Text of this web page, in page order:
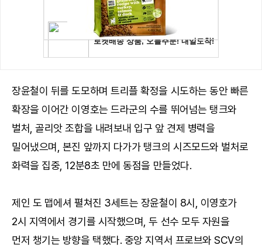
장윤철이 뒤를 도모하며 트리플 확정을 시도하는 동안 빠른
확장을 이어간 이영호는 드라군의 수를 뛰어넘는 탱크와
벌처, 골리앗 조합을 내려보내 입구 앞 견제 병력을
밀어냈으며, 본진 앞까지 다가가 탱크의 시즈모드와 벌처로
화력을 집중, 12분8초 만에 동점을 만들었다.
제인 도 맵에셔 펼쳐진 3세트는 장윤철이 8시, 이영호가
2시 지역에서 경기를 시작했으며, 두 선수 모두 자원을
먼저 챙기는 방향을 택했다. 중앙 지역서 프로브와 SCV의